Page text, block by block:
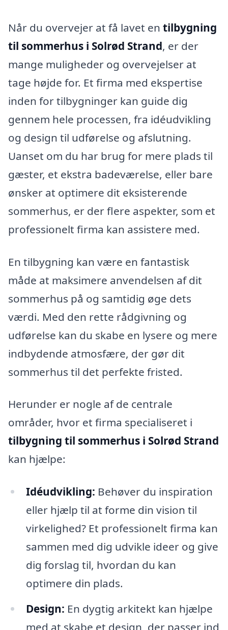
Når du overvejer at få lavet en tilbygning
til sommerhus i Solrød Strand, er der
mange muligheder og overvejelser at
tage højde for. Et firma med ekspertise
inden for tilbygninger kan guide dig
gennem hele processen, fra idéudvikling
og design til udførelse og afslutning.
Uanset om du har brug for mere plads til
gæster, et ekstra badeværelse, eller bare
ønsker at optimere dit eksisterende
sommerhus, er der flere aspekter, som et
professionelt firma kan assistere med.
En tilbygning kan være en fantastisk
måde at maksimere anvendelsen af dit
sommerhus på og samtidig øge dets
værdi. Med den rette rådgivning og
udførelse kan du skabe en lysere og mere
indbydende atmosfære, der gør dit
sommerhus til det perfekte fristed.
Herunder er nogle af de centrale
områder, hvor et firma specialiseret i
tilbygning til sommerhus i Solrød Strand
kan hjælpe:
Idéudvikling: Behøver du inspiration
eller hjælp til at forme din vision til
virkelighed? Et professionelt firma kan
sammen med dig udvikle ideer og give
dig forslag til, hvordan du kan
optimere din plads.
Design: En dygtig arkitekt kan hjælpe
med at skabe et design, der passer ind